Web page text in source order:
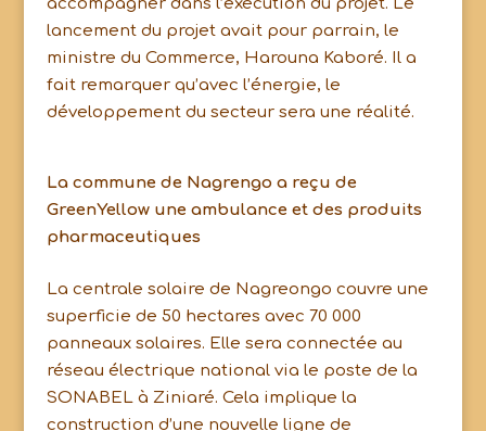
accompagner dans l’exécution du projet. Le
lancement du projet avait pour parrain, le
ministre du Commerce, Harouna Kaboré. Il a
fait remarquer qu’avec l’énergie, le
développement du secteur sera une réalité.
La commune de Nagrengo a reçu de
GreenYellow une ambulance et des produits
pharmaceutiques
La centrale solaire de Nagreongo couvre une
superficie de 50 hectares avec 70 000
panneaux solaires. Elle sera connectée au
réseau électrique national via le poste de la
SONABEL à Ziniaré. Cela implique la
construction d’une nouvelle ligne de